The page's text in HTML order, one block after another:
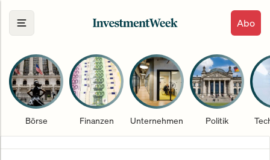
Abo
Börse Finanzen Unternehmen Politik